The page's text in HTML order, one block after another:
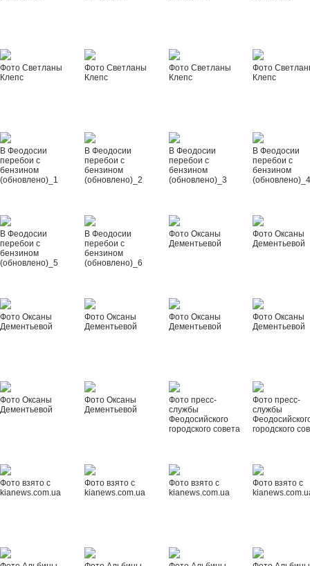
Фото Светланы
Клепс
Фото Светланы
Клепс
Фото Светланы
Клепс
Фото
Клепс
В Феодосии
перебои с
бензином
(обновлено)_1
В Феодосии
перебои с
бензином
(обновлено)_2
В Феодосии
перебои с
бензином
(обновлено)_3
В Феодосии
перебои с
бензином
В Феодосии
перебои с
бензином
(обновлено)_5
В Феодосии
перебои с
бензином
(обновлено)_6
Фото Оксаны
Дементьевой
Фото Оксаны
Дементьевой
Фото Оксаны
Дементьевой
Фото Оксаны
Дементьевой
Фото Оксаны
Дементьевой
Фото Оксаны
Дементьевой
Фото Оксаны
Дементьевой
Фото Оксаны
Дементьевой
Фото пресс-
службы
Феодосийского
городского совета
Фото пресс-
службы
городского
Фото взято с
kianews.com.ua
Фото взято с
kianews.com.ua
Фото взято с
kianews.com.ua
Фото взято с